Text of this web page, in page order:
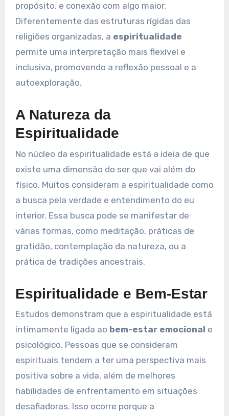
propósito, e conexão com algo maior.
Diferentemente das estruturas rígidas das
religiões organizadas, a espiritualidade
permite uma interpretação mais flexível e
inclusiva, promovendo a reflexão pessoal e a
autoexploração.
A Natureza da
Espiritualidade
No núcleo da espiritualidade está a ideia de que
existe uma dimensão do ser que vai além do
físico. Muitos consideram a espiritualidade como
a busca pela verdade e entendimento do eu
interior. Essa busca pode se manifestar de
várias formas, como meditação, práticas de
gratidão, contemplação da natureza, ou a
prática de tradições ancestrais.
Espiritualidade e Bem-Estar
Estudos demonstram que a espiritualidade está
intimamente ligada ao bem-estar emocional e
psicológico. Pessoas que se consideram
espirituais tendem a ter uma perspectiva mais
positiva sobre a vida, além de melhores
habilidades de enfrentamento em situações
desafiadoras. Isso ocorre porque a